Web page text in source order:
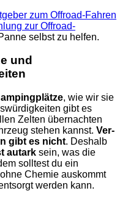
zum Offroad-Fahren
zur Offroad-
selbst zu helfen.
und
, wie wir sie
gibt es
Zelten übernachten
stehen kannst. Ver-
gibt es nicht. Deshalb
autark sein, was die
solltest du ein
Chemie auskommt
werden kann.